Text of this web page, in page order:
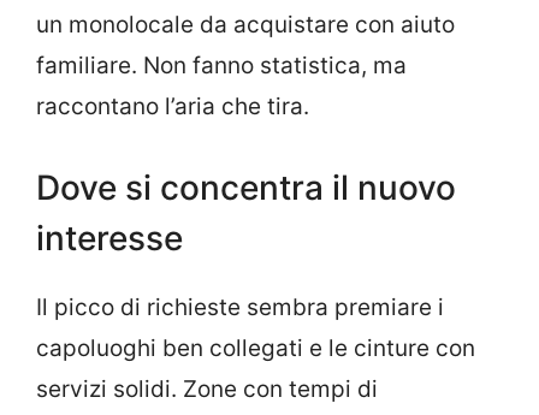
un monolocale da acquistare con aiuto
familiare. Non fanno statistica, ma
raccontano l’aria che tira.
Dove si concentra il nuovo
interesse
Il picco di richieste sembra premiare i
capoluoghi ben collegati e le cinture con
servizi solidi. Zone con tempi di